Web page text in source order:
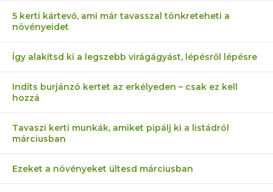
5 kerti kártevő, ami már tavasszal tönkreteheti a
növényeidet
Így alakítsd ki a legszebb virágágyást, lépésről lépésre
Indíts burjánzó kertet az erkélyeden – csak ez kell
hozzá
Tavaszi kerti munkák, amiket pipálj ki a listádról
márciusban
Ezeket a növényeket ültesd márciusban